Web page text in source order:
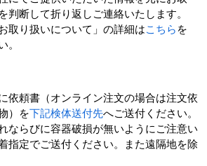
判断して折り返しご連絡いたします。
取り扱いについて」の詳細はこちら を
。
依頼書（オンライン注文の場合は注文依
）を下記検体送付先へご送付ください。
ならびに容器破損が無いようにご注意い
指定でご送付ください。また遠隔地を除